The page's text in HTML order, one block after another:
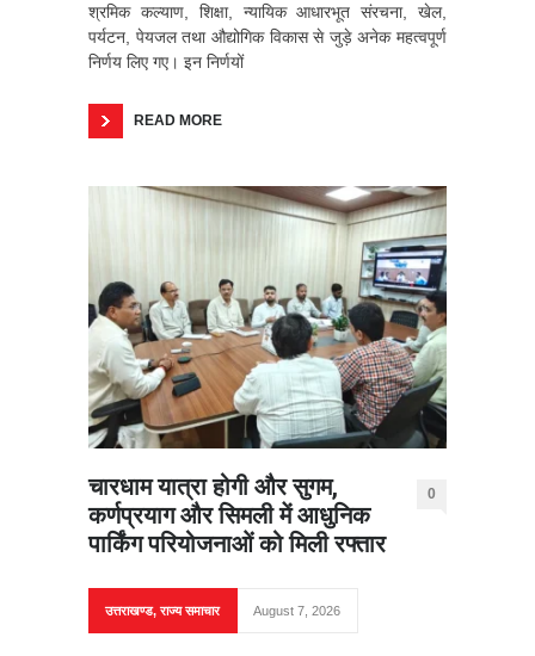
श्रमिक कल्याण, शिक्षा, न्यायिक आधारभूत संरचना, खेल,
पर्यटन, पेयजल तथा औद्योगिक विकास से जुड़े अनेक महत्वपूर्ण
निर्णय लिए गए। इन निर्णयों
READ MORE
चारधाम यात्रा होगी और सुगम,
कर्णप्रयाग और सिमली में आधुनिक
पार्किंग परियोजनाओं को मिली रफ्तार
0
उत्तराखण्ड,राज्य समाचार August 7, 2026